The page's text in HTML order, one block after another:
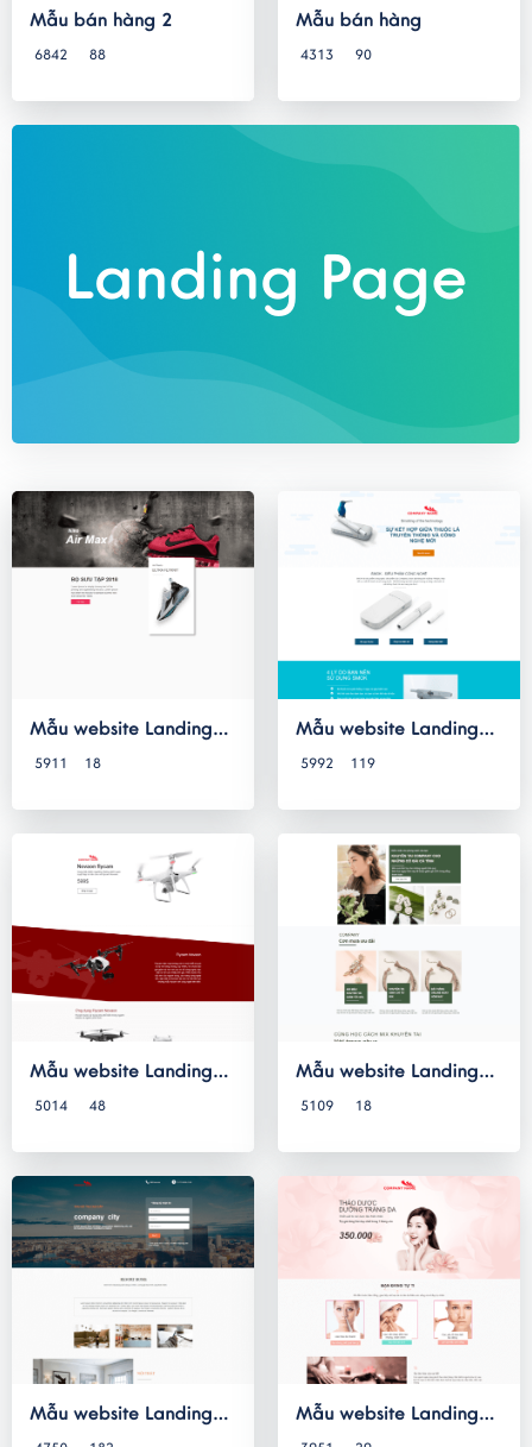
Mẫu bán hàng 2
6842 88
Mẫu bán hàng
4313 90
Landing Page
Mẫu website Landing
Page 041
5911 18
Mẫu website Landing
Page 040
5992 119
Mẫu website Landing
Page 039
5014 48
Mẫu website Landing
Page 038
5109 18
Mẫu website Landing
Page 037
Mẫu website Landing
Page 036